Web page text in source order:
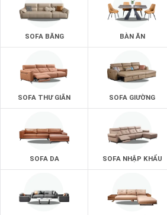
SOFA BĂNG BÀN ĂN
SOFA THƯ GIÃN SOFA GIƯỜNG
SOFA DA SOFA NHẬP KHẨU